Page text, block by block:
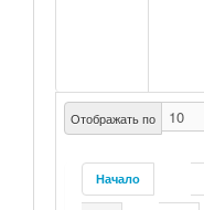
Отображать по
Начало